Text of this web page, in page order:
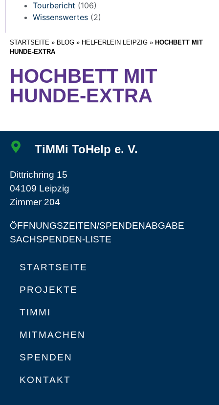
STARTSEITE » BLOG » HELFERLEIN LEIPZIG » HOCHBETT MIT
HUNDE-EXTRA
HOCHBETT MIT
HUNDE-EXTRA
Tourbericht (106)
Wissenswertes (2)
TiMMi ToHelp e. V.
Dittrichring 15
04109 Leipzig
Zimmer 204
ÖFFNUNGSZEITEN/SPENDENABGABE
SACHSPENDEN-LISTE
STARTSEITE
PROJEKTE
TIMMI
MITMACHEN
SPENDEN
KONTAKT